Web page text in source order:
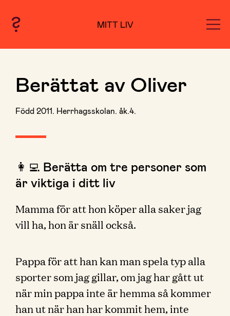
MITT LIV
Berättat av Oliver
Född 2011. Herrhagsskolan. åk.4.
👩‍💻 Berätta om tre personer som
är viktiga i ditt liv
Mamma för att hon köper alla saker jag
vill ha, hon är snäll också.
Pappa för att han kan man spela typ alla
sporter som jag gillar, om jag har gått ut
när min pappa inte är hemma så kommer
han ut när han har kommit hem, inte